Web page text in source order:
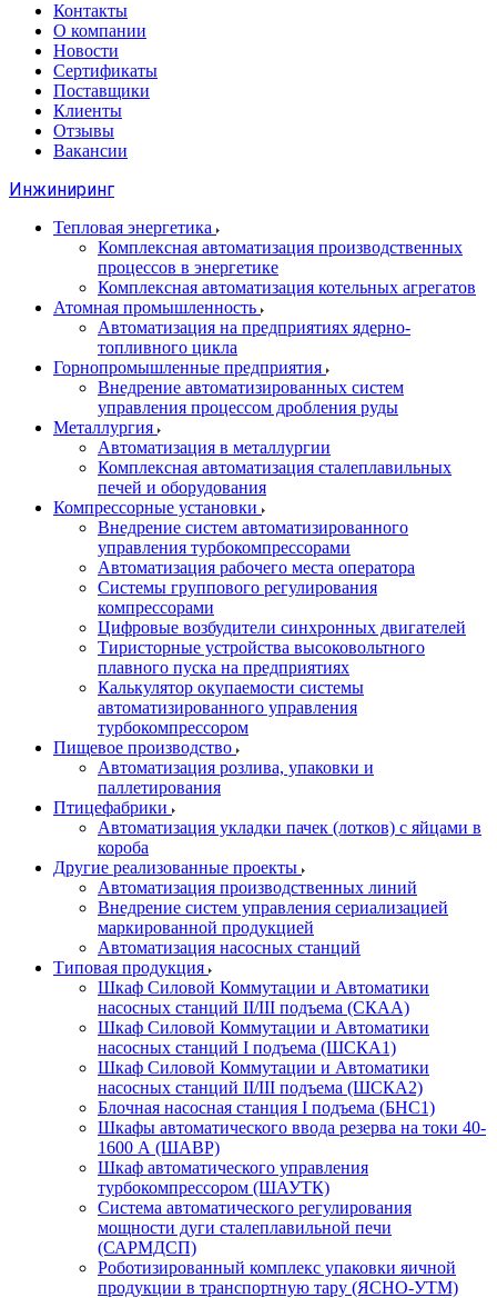
Контакты
О компании
Новости
Сертификаты
Поставщики
Клиенты
Отзывы
Вакансии
Инжиниринг
Тепловая энергетика
Комплексная автоматизация производственных
процессов в энергетике
Комплексная автоматизация котельных агрегатов
Атомная промышленность
Автоматизация на предприятиях ядерно-
топливного цикла
Горнопромышленные предприятия
Внедрение автоматизированных систем
управления процессом дробления руды
Металлургия
Автоматизация в металлургии
Комплексная автоматизация сталеплавильных
печей и оборудования
Компрессорные установки
Внедрение систем автоматизированного
управления турбокомпрессорами
Автоматизация рабочего места оператора
Системы группового регулирования
компрессорами
Цифровые возбудители синхронных двигателей
Тиристорные устройства высоковольтного
плавного пуска на предприятиях
Калькулятор окупаемости системы
автоматизированного управления
турбокомпрессором
Пищевое производство
Автоматизация розлива, упаковки и
паллетирования
Птицефабрики
Автоматизация укладки пачек (лотков) с яйцами в
короба
Другие реализованные проекты
Автоматизация производственных линий
Внедрение систем управления сериализацией
маркированной продукцией
Автоматизация насосных станций
Типовая продукция
Шкаф Силовой Коммутации и Автоматики
насосных станций II/III подъема (СКАА)
Шкаф Силовой Коммутации и Автоматики
насосных станций I подъема (ШСКА1)
Шкаф Силовой Коммутации и Автоматики
насосных станций II/III подъема (ШСКА2)
Блочная насосная станция I подъема (БНС1)
Шкафы автоматического ввода резерва на токи 40-
1600 А (ШАВР)
Шкаф автоматического управления
турбокомпрессором (ШАУТК)
Система автоматического регулирования
мощности дуги сталеплавильной печи
(САРМДСП)
Роботизированный комплекс упаковки яичной
продукции в транспортную тару (ЯСНО-УТМ)